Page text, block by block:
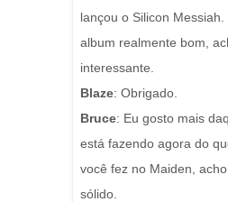
lançou o Silicon
album realmente bom,
interessante.
Blaze: Obrigado.
Bruce: Eu gosto mais
está fazendo agora do
você fez no Maiden,
sólido.